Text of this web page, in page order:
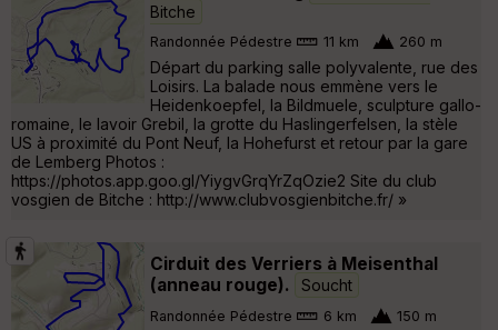
Bitche
Randonnée Pédestre 11 km 260 m
Départ du parking salle polyvalente, rue des
Loisirs. La balade nous emmène vers le
Heidenkoepfel, la Bildmuele, sculpture gallo-
romaine, le lavoir Grebil, la grotte du Haslingerfelsen, la stèle
US à proximité du Pont Neuf, la Hohefurst et retour par la gare
de Lemberg Photos :
https://photos.app.goo.gl/YiygvGrqYrZqOzie2 Site du club
vosgien de Bitche : http://www.clubvosgienbitche.fr/ »
Cirduit des Verriers à Meisenthal
(anneau rouge).
Soucht
Randonnée Pédestre 6 km 150 m